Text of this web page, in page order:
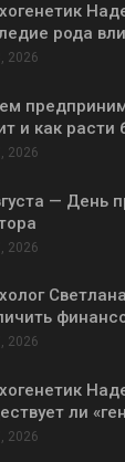
рода
2026
и как расти
2026
— День
2026
2026
ли
2026